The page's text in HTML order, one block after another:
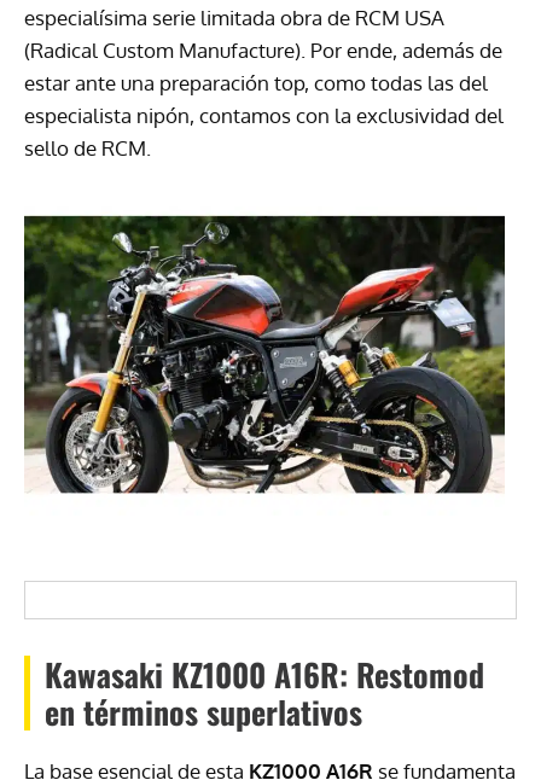
especialísima serie limitada obra de RCM USA
(Radical Custom Manufacture). Por ende, además de
estar ante una preparación top, como todas las del
especialista nipón, contamos con la exclusividad del
sello de RCM.
Kawasaki KZ1000 A16R: Restomod
en términos superlativos
La base esencial de esta KZ1000 A16R se fundamenta